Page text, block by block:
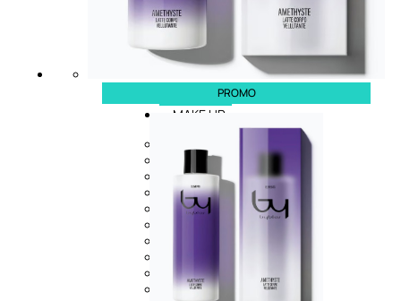
MAKE UP
Base/ Primer Viso
Palette E Cofanetti Occhi
Palette E Cofanetti Viso
Palette E Cofanetti Labbra
Terre Abbronzanti
Illuminante Viso
PROMO